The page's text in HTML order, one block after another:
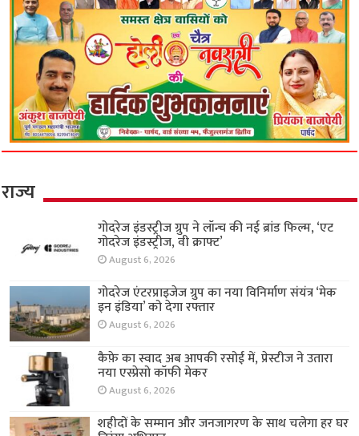
राज्य
गोदरेज इंडस्ट्रीज ग्रुप ने लॉन्च की नई ब्रांड फिल्म, ‘एट
गोदरेज इंडस्ट्रीज, वी क्राफ्ट’
August 6, 2026
गोदरेज एंटरप्राइजेज ग्रुप का नया विनिर्माण संयंत्र ‘मेक
इन इंडिया’ को देगा रफ्तार
August 6, 2026
कैफ़े का स्वाद अब आपकी रसोई में, प्रेस्टीज ने उतारा
नया एस्प्रेसो कॉफी मेकर
August 6, 2026
शहीदों के सम्मान और जनजागरण के साथ चलेगा हर घर